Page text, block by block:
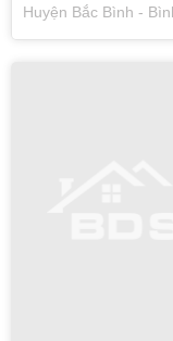
Huyện Bắc Bình -